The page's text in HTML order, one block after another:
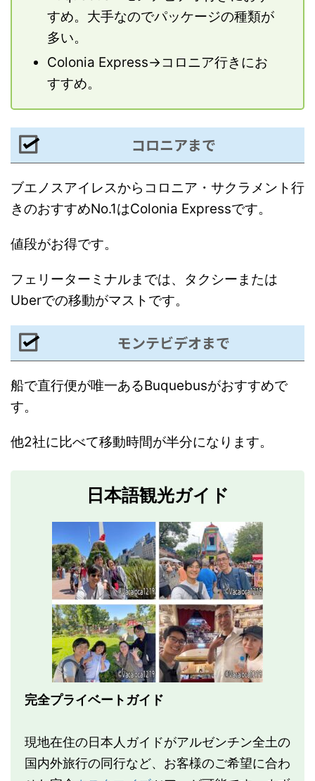
すめ。大手なのでパッケージの種類が
多い。
Colonia Express→コロニア行きにお
すすめ。
コロニアまで
ブエノスアイレスからコロニア・サクラメント行
きのおすすめNo.1はColonia Expressです。
値段がお得です。
フェリーターミナルまでは、タクシーまたは
Uberでの移動がマストです。
モンテビデオまで
船で直行便が唯一あるBuquebusがおすすめで
す。
他2社に比べて移動時間が半分になります。
日本語観光ガイド
完全プライベートガイド
現地在住の日本人ガイドがアルゼンチン全土の
国内外旅行の同行など、お客様のご希望に合わ